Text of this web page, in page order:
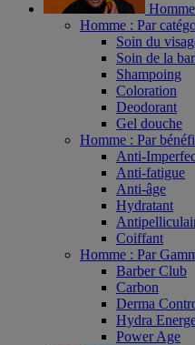
Homme
Homme : Par
Soin du
Soin de la
Shampoing
Coloration
Deodorant
Gel douche
Homme : Par
Anti-
Anti-fatigue
Anti-âge
Hydratant
Coiffant
Homme : Par
Barber Club
Carbon
Derma
Hydra
Power Age